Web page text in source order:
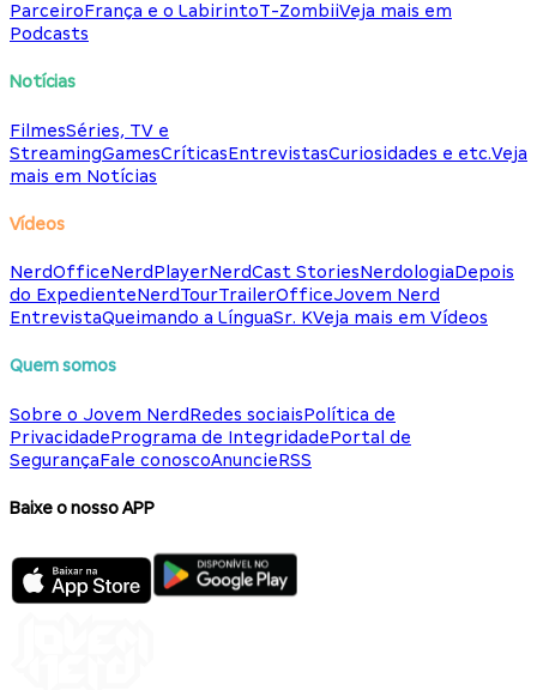
ParceiroFrança e o LabirintoT-ZombiiVeja mais em
Podcasts
Notícias
FilmesSéries, TV e
StreamingGamesCríticasEntrevistasCuriosidades e etc.Veja
mais em Notícias
Vídeos
NerdOfficeNerdPlayerNerdCast StoriesNerdologiaDepois
do ExpedienteNerdTourTrailerOfficeJovem Nerd
EntrevistaQueimando a LínguaSr. KVeja mais em Vídeos
Quem somos
Sobre o Jovem NerdRedes sociaisPolítica de
PrivacidadePrograma de IntegridadePortal de
SegurançaFale conoscoAnuncieRSS
Baixe o nosso APP